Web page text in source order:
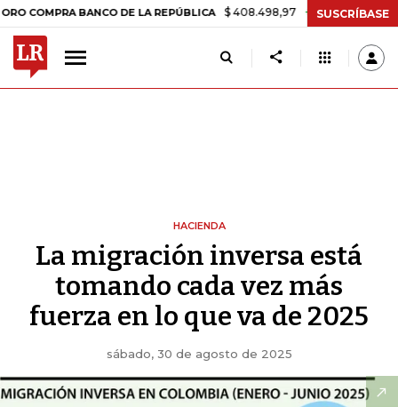
BANCO DE LA REPÚBLICA $ 408.498,97 +$ 8.753,81 +2,19%
SUSCRÍBASE
HACIENDA
La migración inversa está
tomando cada vez más
fuerza en lo que va de 2025
sábado, 30 de agosto de 2025